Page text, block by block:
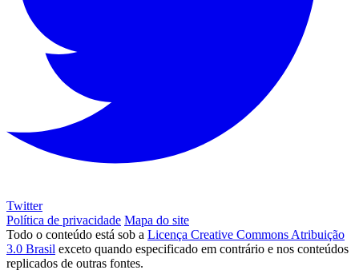
Twitter
Política de privacidade Mapa do site
Todo o conteúdo está sob a Licença Creative Commons Atribuição
3.0 Brasil exceto quando especificado em contrário e nos conteúdos
replicados de outras fontes.